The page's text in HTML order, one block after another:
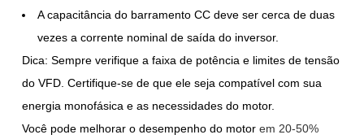
A capacitância do barramento CC deve ser cerca de duas
vezes a corrente nominal de saída do inversor.
Dica: Sempre verifique a faixa de potência e limites de tensão
do VFD. Certifique-se de que ele seja compatível com sua
energia monofásica e as necessidades do motor.
Você pode melhorar o desempenho do motorem 20-50%